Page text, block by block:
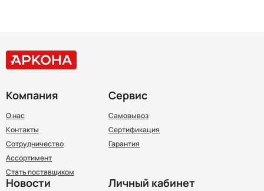
Компания
О нас
Контакты
Сотрудничество
Ассортимент
Стать поставщиком
Сервис
Самовывоз
Сертификация
Гарантия
Новости Личный кабинет